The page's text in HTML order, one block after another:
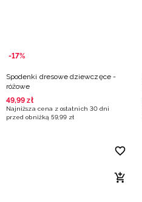
-17%
Spodenki dresowe dziewczęce -
różowe
49,99 zł
Najniższa cena z ostatnich 30 dni
przed obniżką 59,99 zł